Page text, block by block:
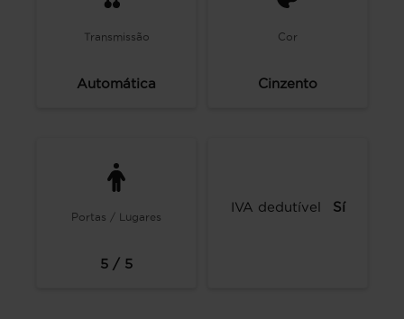
Transmissão
Automática
Cor
Cinzento
Portas / Lugares
5 / 5
IVA dedutível Sí